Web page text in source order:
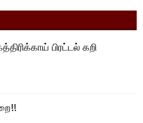
பிரட்டல் கறி